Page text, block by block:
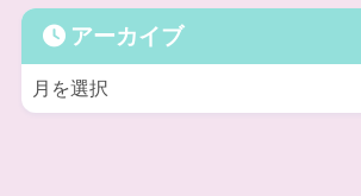
アーカイブ